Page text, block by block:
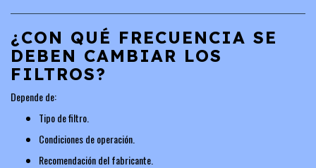
¿CON QUÉ FRECUENCIA SE
DEBEN CAMBIAR LOS
FILTROS?
Depende de:
Tipo de filtro.
Condiciones de operación.
Recomendación del fabricante.